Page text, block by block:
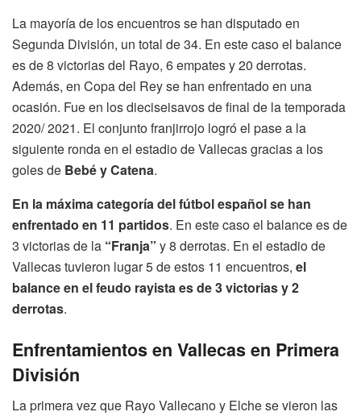
La mayoría de los encuentros se han disputado en
Segunda División, un total de 34. En este caso el balance
es de 8 victorias del Rayo, 6 empates y 20 derrotas.
Además, en Copa del Rey se han enfrentado en una
ocasión. Fue en los dieciseisavos de final de la temporada
2020/ 2021. El conjunto franjirrojo logró el pase a la
siguiente ronda en el estadio de Vallecas gracias a los
goles de Bebé y Catena.
En la máxima categoría del fútbol español se han
enfrentado en 11 partidos. En este caso el balance es de
3 victorias de la “Franja” y 8 derrotas. En el estadio de
Vallecas tuvieron lugar 5 de estos 11 encuentros, el
balance en el feudo rayista es de 3 victorias y 2
derrotas.
Enfrentamientos en Vallecas en Primera
División
La primera vez que Rayo Vallecano y Elche se vieron las